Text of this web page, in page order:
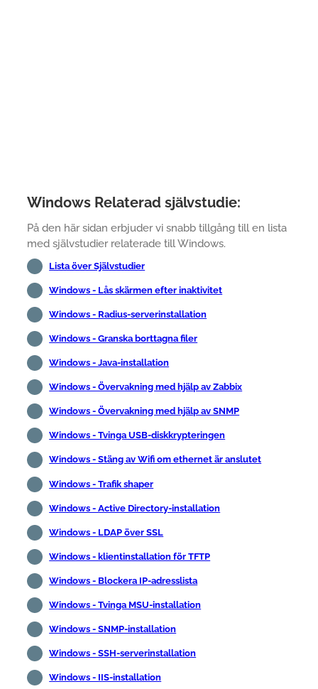
Windows Relaterad självstudie:
På den här sidan erbjuder vi snabb tillgång till en lista
med självstudier relaterade till Windows.
Lista över Självstudier
Windows - Lås skärmen efter inaktivitet
Windows - Radius-serverinstallation
Windows - Granska borttagna filer
Windows - Java-installation
Windows - Övervakning med hjälp av Zabbix
Windows - Övervakning med hjälp av SNMP
Windows - Tvinga USB-diskkrypteringen
Windows - Stäng av Wifi om ethernet är anslutet
Windows - Trafik shaper
Windows - Active Directory-installation
Windows - LDAP över SSL
Windows - klientinstallation för TFTP
Windows - Blockera IP-adresslista
Windows - Tvinga MSU-installation
Windows - SNMP-installation
Windows - SSH-serverinstallation
Windows - IIS-installation